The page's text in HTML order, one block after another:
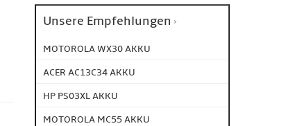
Unsere Empfehlungen
MOTOROLA WX30 AKKU
ACER AC13C34 AKKU
HP PS03XL AKKU
MOTOROLA MC55 AKKU